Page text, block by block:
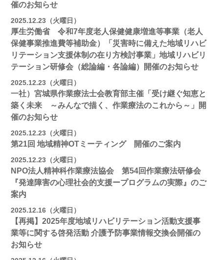
催のお知らせ
2025.12.23（火曜日）
厚生労働省 令和7年度老人保健健康増進等事業（老人
保健事業推進費等補助金）「災害時に備えた地域リハビ
リテーション支援体制の在り方検討事業」地域リハビリ
テーション研修会（総論編・各論編）開催のお知らせ
2025.12.23（火曜日）
一社）宮城県作業療法士会教育部主催「受け継ぐ知恵と
築く未来 ～みんなで描く、作業療法のこれから～」開
催のお知らせ
2025.12.23（火曜日）
第21回 地域精神OTミーティング 開催のご案内
2025.12.23（火曜日）
NPO法人精神科作業療法協会 第54回作業療法研修会
『発達障害の心理社会的支援ープログラムの実際』のご
案内
2025.12.16（火曜日）
【再掲】2025年度地域リハビリテーション活動⽀援事
業等に関する啓発活動 介護予防事業情報交換会開催の
お知らせ